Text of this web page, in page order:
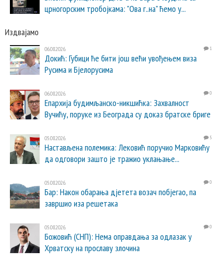
црногорским тробојкама: "Ова г..на" ћемо у...
Издвајамо
06.08.2026. 1
Докић: Губици ће бити још већи увођењем виза
Русима и Бјелорусима
06.08.2026. 0
Епархија будимљанско-никшићка: Захвалност
Вучићу, поруке из Београда су доказ братске бриге
05.08.2026. 5
Настављена полемика: Лековић поручио Марковићу
да одговори зашто је тражио уклањање...
05.08.2026. 0
Бар: Након обарања дјетета возач побјегао, па
завршио иза решетака
05.08.2026. 0
Божовић (СНП): Нема оправдања за одлазак у
Хрватску на прославу злочина